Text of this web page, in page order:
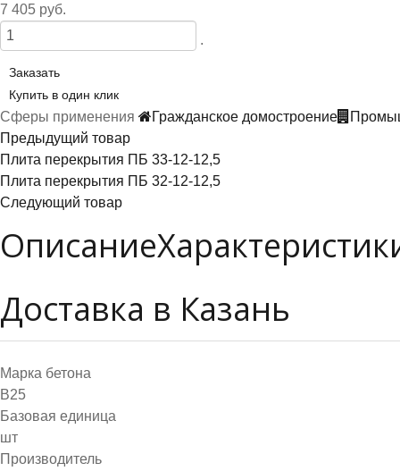
7 405 руб.
.
Заказать
Купить в один клик
Сферы применения Гражданское домостроение
Предыдущий товар
Плита перекрытия ПБ 33-12-12,5
Плита перекрытия ПБ 32-12-12,5
Следующий товар
Описание
Доставка в Казань
Марка бетона
B25
Базовая единица
шт
Производитель